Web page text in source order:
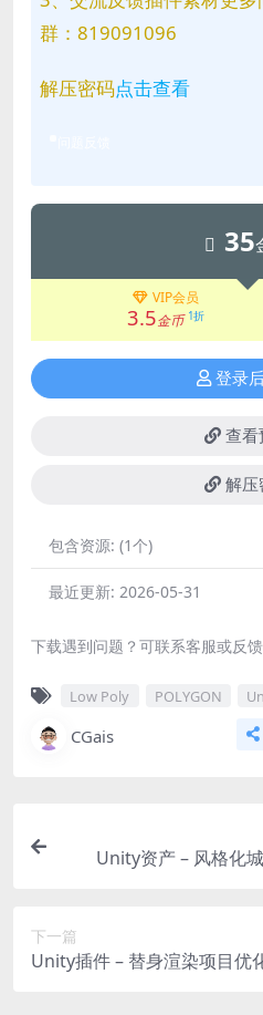
群：819091096
解压密码点击查看
35
VIP会员
3.5金币 1折
登录
查看
解压
包含资源: (1个)
最近更新: 2026-05-31
下载遇到问题？可联系客服或反馈
Low Poly POLYGON
CGais
Unity资产 – 风格化
下一篇
Unity插件 – 替身渲染项目优